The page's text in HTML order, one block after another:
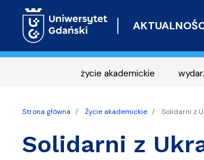
życie akademickie
Strona główna Życie akademickie Solidarni z
Solidarni z